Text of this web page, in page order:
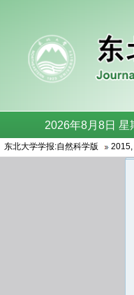
东北大学学报:自然科学版 2015,